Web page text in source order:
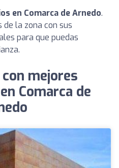
en Comarca de Arnedo.
de la zona con sus
para que puedas
mejores
Comarca de